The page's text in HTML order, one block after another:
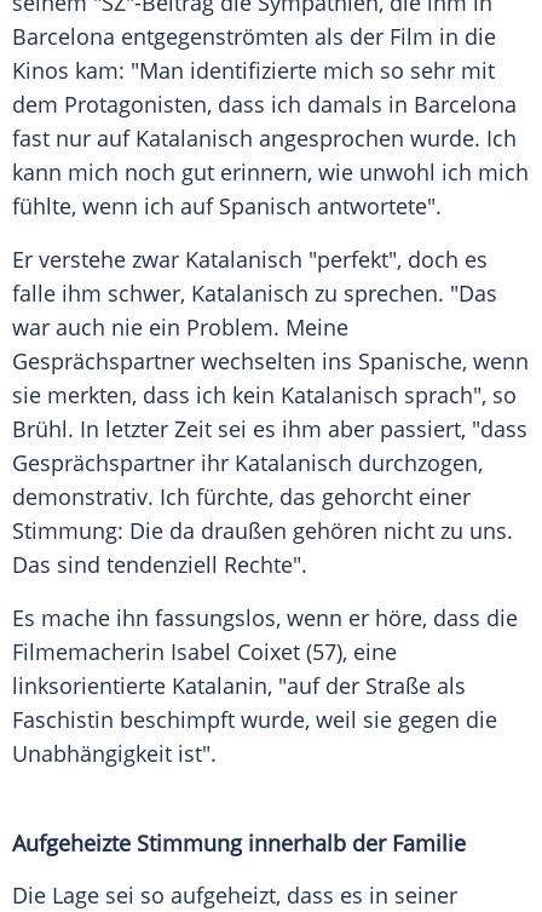
Barcelona entgegenströmten als der Film in die
Kinos kam: "Man identifizierte mich so sehr mit
dem Protagonisten, dass ich damals in Barcelona
fast nur auf Katalanisch angesprochen wurde. Ich
kann mich noch gut erinnern, wie unwohl ich mich
fühlte, wenn ich auf Spanisch antwortete".
Er verstehe zwar Katalanisch "perfekt", doch es
falle ihm schwer, Katalanisch zu sprechen. "Das
war auch nie ein Problem. Meine
Gesprächspartner wechselten ins Spanische, wenn
sie merkten, dass ich kein Katalanisch sprach", so
Brühl. In letzter Zeit sei es ihm aber passiert, "dass
Gesprächspartner ihr Katalanisch durchzogen,
demonstrativ. Ich fürchte, das gehorcht einer
Stimmung: Die da draußen gehören nicht zu uns.
Das sind tendenziell Rechte".
Es mache ihn fassungslos, wenn er höre, dass die
Filmemacherin Isabel Coixet (57), eine
linksorientierte Katalanin, "auf der Straße als
Faschistin beschimpft wurde, weil sie gegen die
Unabhängigkeit ist".
Aufgeheizte Stimmung innerhalb der Familie
Die Lage sei so aufgeheizt, dass es in seiner